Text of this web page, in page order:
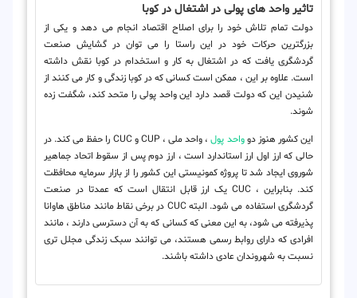
تاثیر واحد های پولی در اشتغال در کوبا
دولت تمام تلاش خود را برای اصلاح اقتصاد انجام می دهد و یکی از
بزرگترین حرکات خود در این راستا را می توان در گشایش صنعت
گردشگری یافت که در اشتغال به کار و استخدام در کوبا نقش داشته
است. علاوه بر این ، ممکن است کسانی که در کوبا زندگی و کار می کنند از
شنیدن این که دولت قصد دارد این واحد پولی را متحد کند، شگفت زده
شوند.
این کشور هنوز دوواحد پول
، واحد ملی ، CUP و CUC را حفظ می کند. در
حالی که ارز اول ارز استاندارد است ، ارز دوم پس از سقوط اتحاد جماهیر
شوروی ایجاد شد تا پروژه کمونیستی این کشور را از بازار سرمایه محافظت
کند. بنابراین ، CUC یک ارز قابل انتقال است که عمدتا در صنعت
گردشگری استفاده می شود. البته CUC در برخی نقاط مانند مناطق هاوانا
پذیرفته می شود، به این معنی که کسانی که به آن دسترسی دارند ، مانند
افرادی که دارای روابط رسمی هستند، می توانند سبک زندگی مجلل تری
نسبت به شهروندان عادی داشته باشند.